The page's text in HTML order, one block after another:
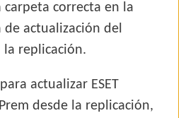
carpeta correcta en la
de actualización del
replicación.
actualizar ESET
Prem desde la replicación,